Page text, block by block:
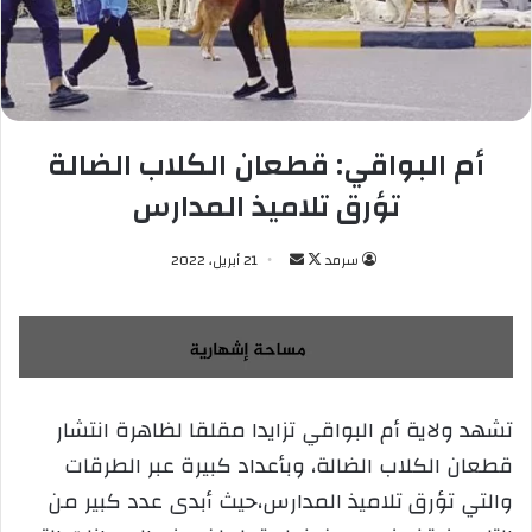
أم البواقي: قطعان الكلاب الضالة
تؤرق تلاميذ المدارس
سرمد
ت
ب
ع
ع
ى
X
س
ل
ب
ي
د
إ
21 أبريل، 2022
تشهد ولاية أم البواقي تزايدا مقلقا لظاهرة انتشار
قطعان الكلاب الضالة، وبأعداد كبيرة عبر الطرقات
والتي تؤرق تلاميذ المدارس،حيث أبدى عدد كبير من